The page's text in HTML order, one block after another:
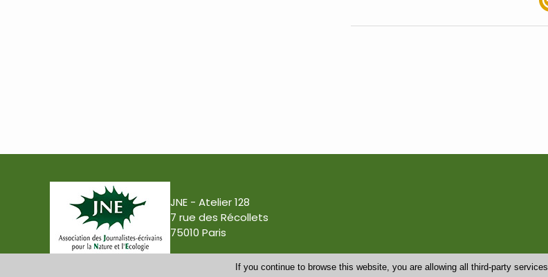
JNE - Atelier 128
7 rue des Récollets
75010 Paris
If you continue to browse this website, you are allowing all third-party services